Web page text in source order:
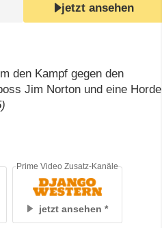
jetzt ansehen
den Kampf gegen den
Jim Norton und eine Horde
jetzt ansehen
Prime Video Zusatz-Kanäle